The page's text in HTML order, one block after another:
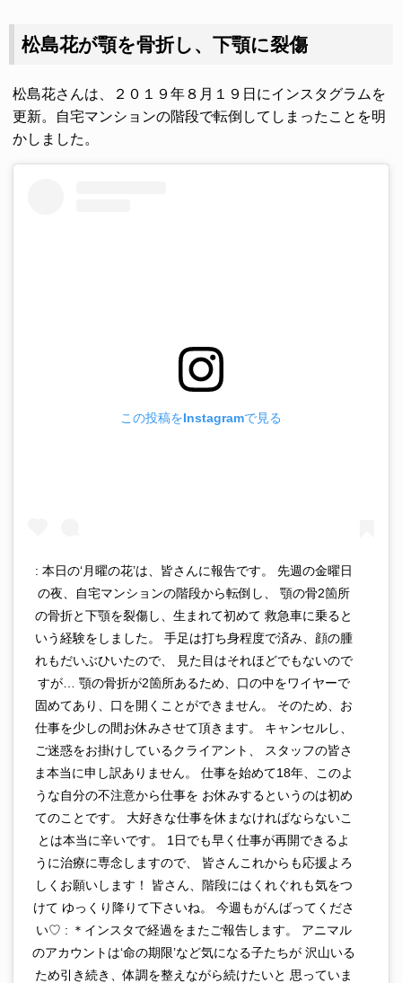
松島花が顎を骨折し、下顎に裂傷
松島花さんは、２０１９年８月１９日にインスタグラムを
更新。自宅マンションの階段で転倒してしまったことを明
かしました。
この投稿をInstagramで見る
: 本日の‘月曜の花’は、皆さんに報告です。 先週の金曜日
の夜、自宅マンションの階段から転倒し、 顎の骨2箇所
の骨折と下顎を裂傷し、生まれて初めて 救急車に乗ると
いう経験をしました。 手足は打ち身程度で済み、顔の腫
れもだいぶひいたので、 見た目はそれほどでもないので
すが… 顎の骨折が2箇所あるため、口の中をワイヤーで
固めてあり、口を開くことができません。 そのため、お
仕事を少しの間お休みさせて頂きます。 キャンセルし、
ご迷惑をお掛けしているクライアント、 スタッフの皆さ
ま本当に申し訳ありません。 仕事を始めて18年、このよ
うな自分の不注意から仕事を お休みするというのは初め
てのことです。 大好きな仕事を休まなければならないこ
とは本当に辛いです。 1日でも早く仕事が再開できるよ
うに治療に専念しますので、 皆さんこれからも応援よろ
しくお願いします！ 皆さん、階段にはくれぐれも気をつ
けて ゆっくり降りて下さいね。 今週もがんばってくださ
い♡ : ＊インスタで経過をまたご報告します。 アニマル
のアカウントは‘命の期限’など気になる子たちが 沢山いる
ため引き続き、体調を整えながら続けたいと 思っていま